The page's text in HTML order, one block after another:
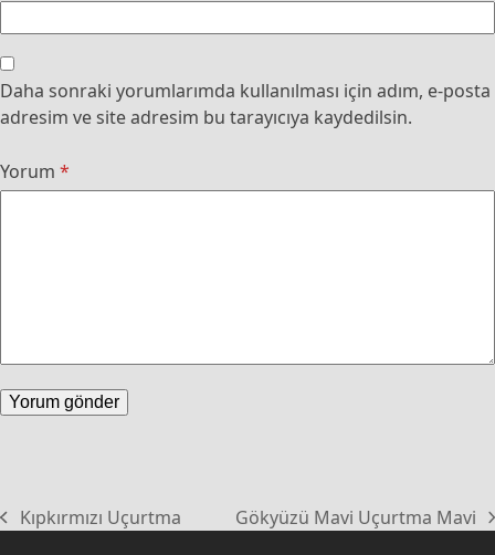
Daha sonraki yorumlarımda kullanılması için adım, e-posta
adresim ve site adresim bu tarayıcıya kaydedilsin.
Yorum *
previous
Kıpkırmızı Uçurtma
next
Gökyüzü Mavi Uçurtma Mavi